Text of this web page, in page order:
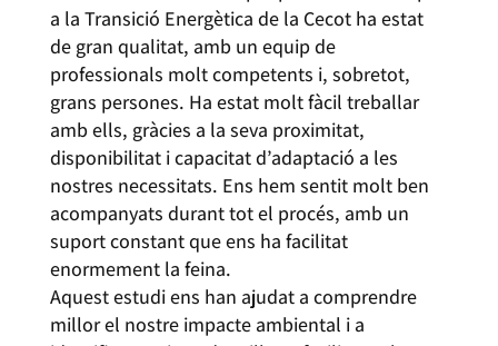
a la Transició Energètica de la Cecot ha estat
de gran qualitat, amb un equip de
professionals molt competents i, sobretot,
grans persones. Ha estat molt fàcil treballar
amb ells, gràcies a la seva proximitat,
disponibilitat i capacitat d’adaptació a les
nostres necessitats. Ens hem sentit molt ben
acompanyats durant tot el procés, amb un
suport constant que ens ha facilitat
enormement la feina.
Aquest estudi ens han ajudat a comprendre
millor el nostre impacte ambiental i a